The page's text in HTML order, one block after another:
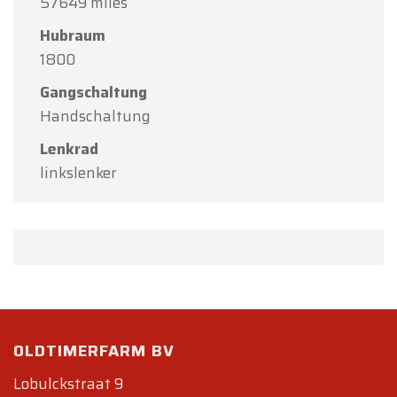
Hubraum
1800
Gangschaltung
Handschaltung
Lenkrad
linkslenker
OLDTIMERFARM BV
Lobulckstraat 9